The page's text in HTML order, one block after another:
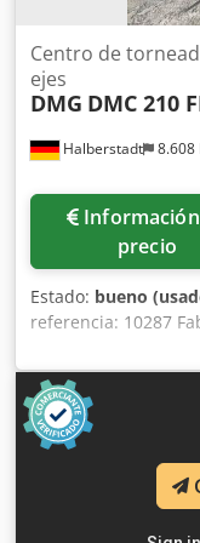
Halberstadt 8.608
Centro de
ejes
DMG DMC 210
Información de
precio
Estado: bueno
referencia: 10287
Año de fabricación:
Control: Heidenhain
de origen: Alemania
Dodpfx
Recorrido en el eje
11.000 mm
máquina: 3.500